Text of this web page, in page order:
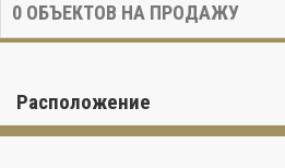
0 ОБЪЕКТОВ НА ПРОДАЖУ
Расположение